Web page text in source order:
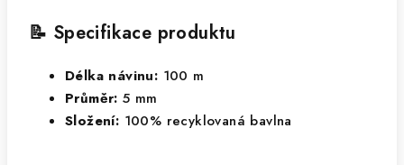
📝 Specifikace produktu
Délka návinu: 100 m
Průměr: 5 mm
Složení: 100% recyklovaná bavlna